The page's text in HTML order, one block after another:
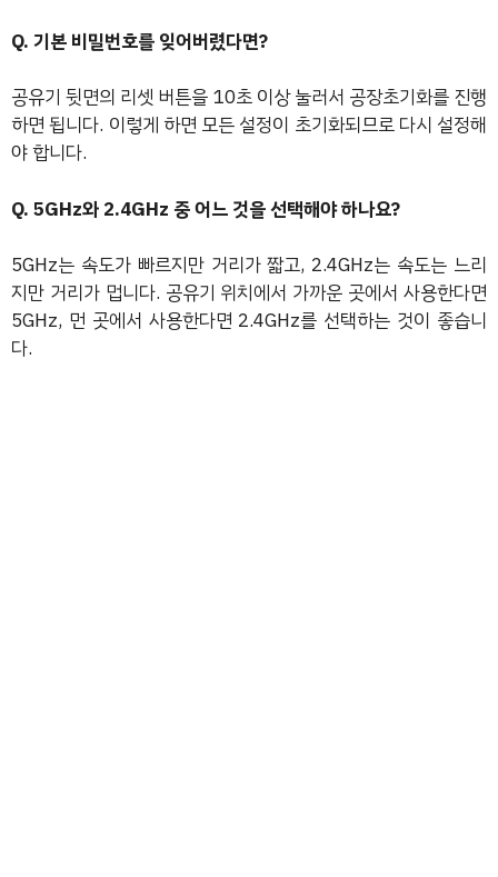
Q. 기본 비밀번호를 잊어버렸다면?
공유기 뒷면의 리셋 버튼을 10초 이상 눌러서 공장초기화를 진행
하면 됩니다. 이렇게 하면 모든 설정이 초기화되므로 다시 설정해
야 합니다.
Q. 5GHz와 2.4GHz 중 어느 것을 선택해야 하나요?
5GHz는 속도가 빠르지만 거리가 짧고, 2.4GHz는 속도는 느리
지만 거리가 멉니다. 공유기 위치에서 가까운 곳에서 사용한다면
5GHz, 먼 곳에서 사용한다면 2.4GHz를 선택하는 것이 좋습니
다.